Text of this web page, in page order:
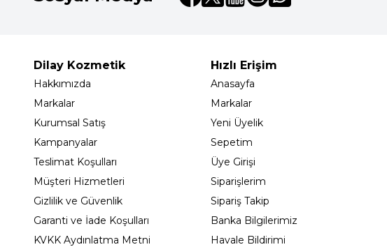
Dilay Kozmetik
Hakkımızda
Markalar
Kurumsal Satış
Kampanyalar
Teslimat Koşulları
Müşteri Hizmetleri
Gizlilik ve Güvenlik
Garanti ve İade Koşulları
KVKK Aydınlatma Metni
Hızlı Erişim
Anasayfa
Markalar
Yeni Üyelik
Sepetim
Üye Girişi
Siparişlerim
Sipariş Takip
Banka Bilgilerimiz
Havale Bildirimi